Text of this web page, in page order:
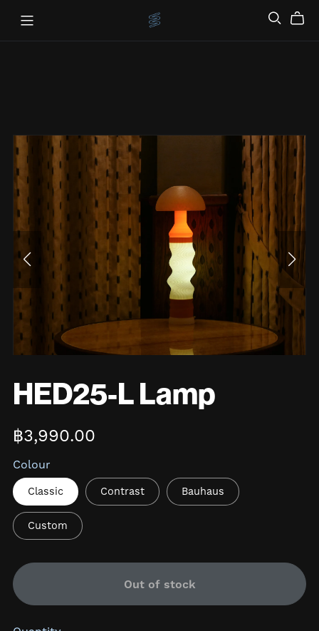
HED25-L Lamp
฿3,990.00
Colour
Classic Contrast Bauhaus
Custom
Out of stock